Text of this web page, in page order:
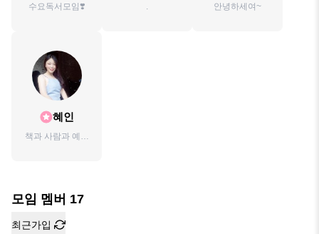
수요독서모임❣️ 안녕하세여~
혜인
책과 사람과 예술
모임 멤버 17
최근가입